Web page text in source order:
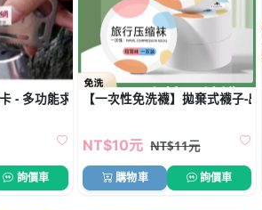
- 多功能求生工具
詢價車
【一次性免洗襪】拋棄式襪子-
NT$10元 NT$11元
購物車 詢價車